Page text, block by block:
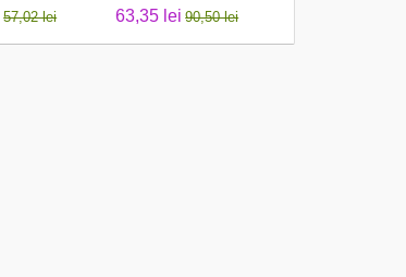
57,02 lei 63,35 lei 90,50 lei